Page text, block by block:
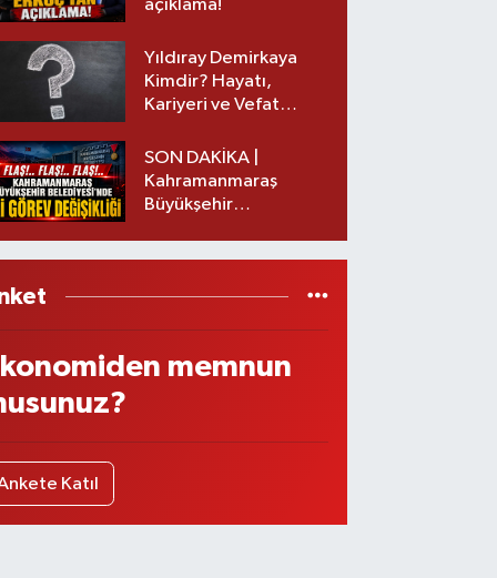
açıklama!
Yıldıray Demirkaya
Kimdir? Hayatı,
Kariyeri ve Vefat
SON DAKİKA |
Kahramanmaraş
Büyükşehir
memnun
Katıl